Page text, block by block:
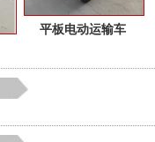
平板电动运输车